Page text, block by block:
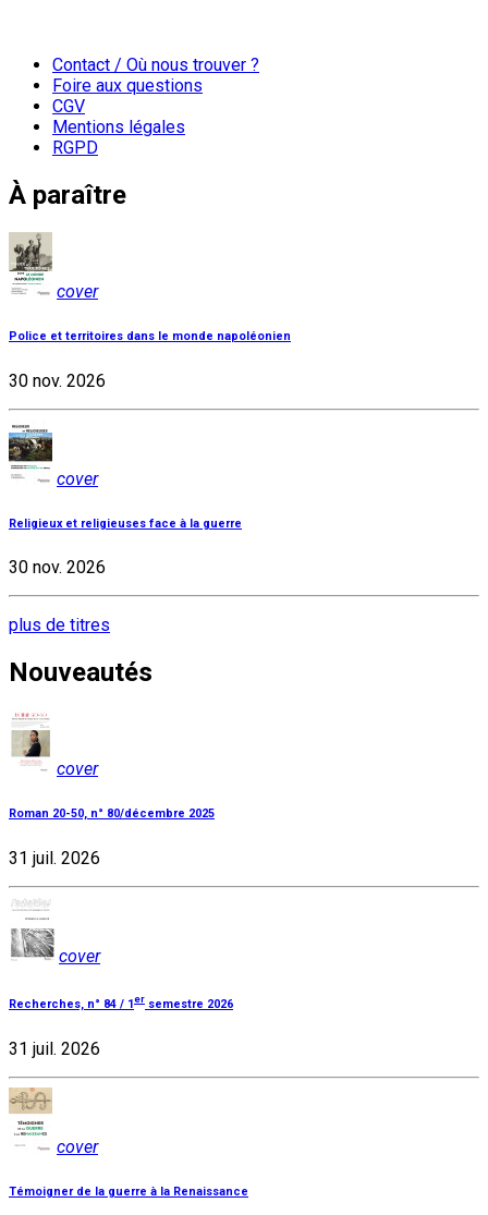
Contact / Où nous trouver ?
Foire aux questions
CGV
Mentions légales
RGPD
À paraître
cover
Police et territoires dans le monde napoléonien
30 nov. 2026
cover
Religieux et religieuses face à la guerre
30 nov. 2026
plus de titres
Nouveautés
cover
Roman 20-50, n° 80/décembre 2025
31 juil. 2026
cover
Recherches, n° 84 / 1er semestre 2026
31 juil. 2026
cover
Témoigner de la guerre à la Renaissance